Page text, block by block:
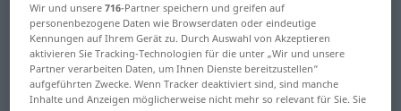
Deutsch-Isländisch Übersetzung
für "wecken"
Wir und unsere716-Partner speichern und greifen auf
personenbezogene Daten wie Browserdaten oder eindeutige
Kennungen auf Ihrem Gerät zu. Durch Auswahl von Akzeptieren
aktivieren Sie Tracking-Technologien für die unter „Wir und unsere
Partner verarbeiten Daten, um Ihnen Dienste bereitzustellen“
aufgeführten Zwecke. Wenn Tracker deaktiviert sind, sind manche
Inhalte und Anzeigen möglicherweise nicht mehr so relevant für Sie. Sie